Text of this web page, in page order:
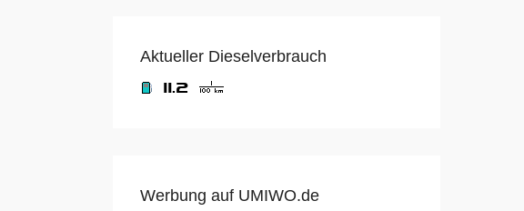
Aktueller Dieselverbrauch
Werbung auf UMIWO.de